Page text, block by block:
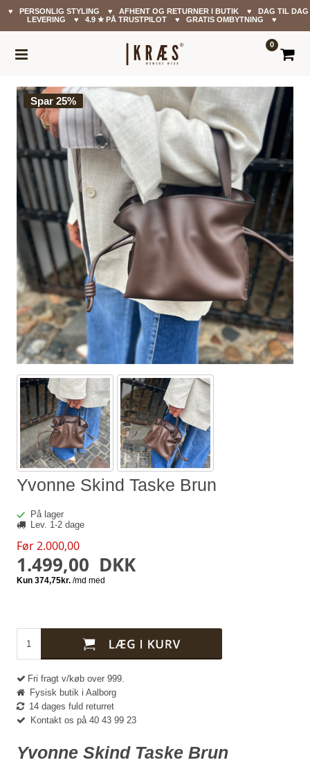
♥ PERSONLIG STYLING ♥ AFHENT OG RETURNER I BUTIK ♥ DAG TIL DAG
LEVERING ♥ 4.9 ✭ PÅ TRUSTPILOT ♥ GRATIS OMBYTNING ♥
0
Spar 25%
Yvonne Skind Taske Brun
På lager
Lev. 1-2 dage
Før 2.000,00
1.499,00 DKK
Fri fragt v/køb over 999.
Fysisk butik i Aalborg
14 dages fuld returret
Kontakt os på 40 43 99 23
Yvonne Skind Taske Brun